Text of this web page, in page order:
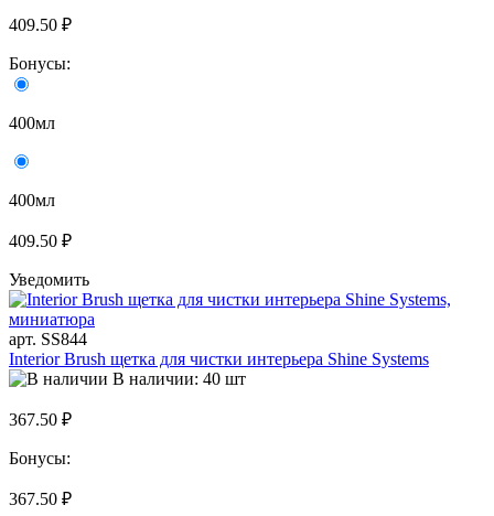
409.50 ₽
Бонусы:
400мл
400мл
409.50 ₽
Уведомить
арт. SS844
Interior Brush щетка для чистки интерьера Shine Systems
В наличии: 40 шт
367.50 ₽
Бонусы:
367.50 ₽